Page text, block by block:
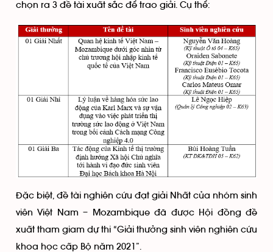
chọn ra 3 đề tài xuất sắc để trao giải. Cụ thể:
Đặc biệt, đề tài nghiên cứu đạt giải Nhất của nhóm sinh
viên Việt Nam – Mozambique đã được Hội đồng đề
xuất tham giam dự thi “Giải thưởng sinh viên nghiên cứu
khoa học cấp Bộ năm 2021”.